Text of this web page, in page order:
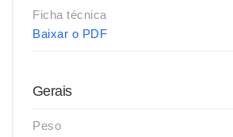
Ficha técnica
Baixar o PDF
Gerais
Peso